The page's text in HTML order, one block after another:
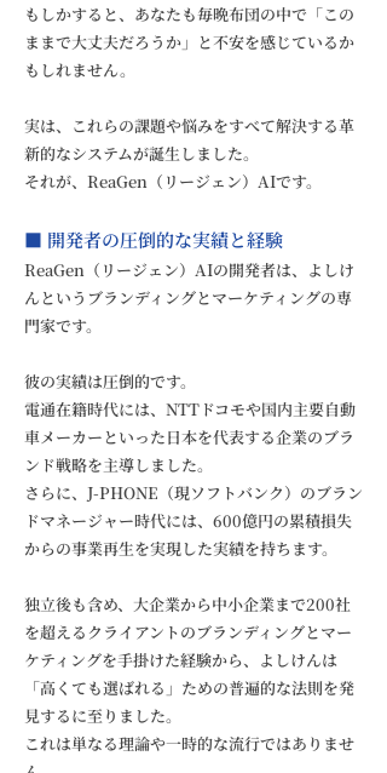
もしかすると、あなたも毎晩布団の中で「この
ままで大丈夫だろうか」と不安を感じているか
もしれません。
実は、これらの課題や悩みをすべて解決する革
新的なシステムが誕生しました。
それが、ReaGen（リージェン）AIです。
■ 開発者の圧倒的な実績と経験
ReaGen（リージェン）AIの開発者は、よしけ
んというブランディングとマーケティングの専
門家です。
彼の実績は圧倒的です。
電通在籍時代には、NTTドコモや国内主要自動
車メーカーといった日本を代表する企業のブラ
ンド戦略を主導しました。
さらに、J-PHONE（現ソフトバンク）のブラン
ドマネージャー時代には、600億円の累積損失
からの事業再生を実現した実績を持ちます。
独立後も含め、大企業から中小企業まで200社
を超えるクライアントのブランディングとマー
ケティングを手掛けた経験から、よしけんは
「高くても選ばれる」ための普遍的な法則を発
見するに至りました。
これは単なる理論や一時的な流行ではありませ